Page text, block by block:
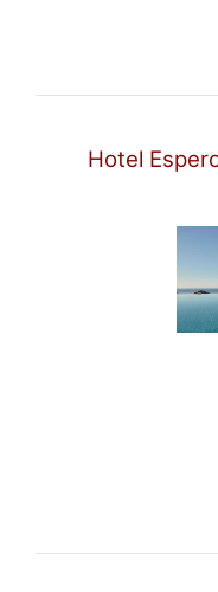
Hotel